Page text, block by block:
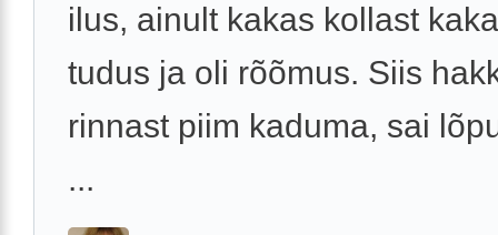
ilus, ainult kakas kollast
tudus ja oli rõõmus. Siis
rinnast piim kaduma, sai
...